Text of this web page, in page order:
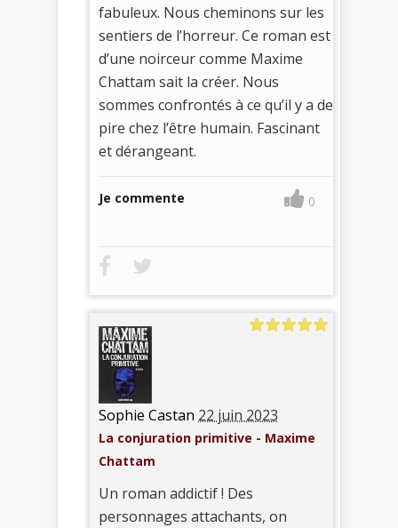
fabuleux. Nous cheminons sur les
sentiers de l’horreur. Ce roman est
d’une noirceur comme Maxime
Chattam sait la créer. Nous
sommes confrontés à ce qu’il y a de
pire chez l’être humain. Fascinant
et dérangeant.
Je commente 0
Sophie Castan 22 juin 2023
La conjuration primitive - Maxime
Chattam
Un roman addictif ! Des
personnages attachants, on